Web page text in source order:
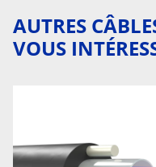
AUTRES
VOUS